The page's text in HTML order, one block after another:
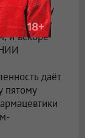
2025 году
также
и вскоре
даёт
пятому